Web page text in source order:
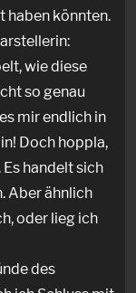
haben könnten.
wie diese
so genau
mir endlich in
Doch hoppla,
handelt sich
Aber ähnlich
oder lieg ich
des